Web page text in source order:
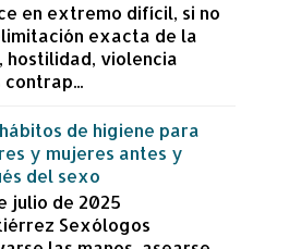
en extremo difícil, si no
exacta de la
hostilidad, violencia
de higiene para
y mujeres antes y
del sexo
julio de 2025
Sexólogos